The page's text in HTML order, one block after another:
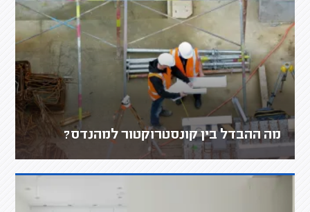
מה ההבדל בין קונסטרוקטור למהנדס?